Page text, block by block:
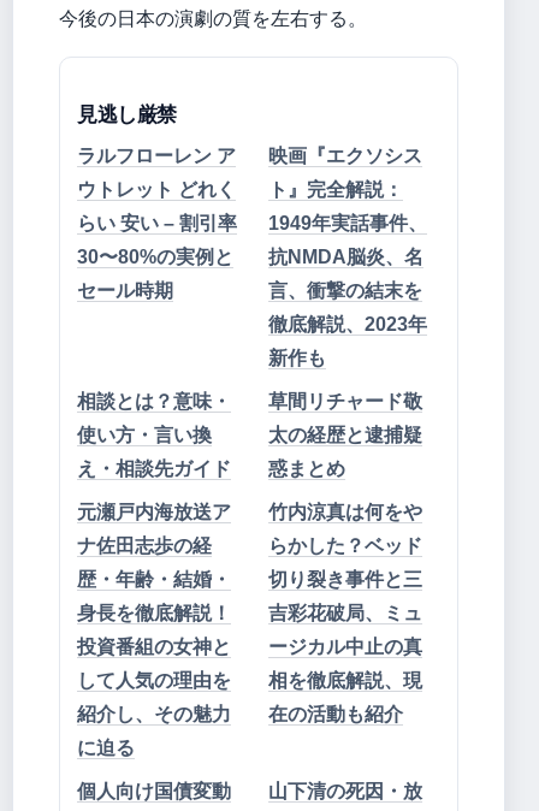
今後の日本の演劇の質を左右する。
見逃し厳禁
ラルフローレン ア
ウトレット どれく
らい 安い – 割引率
30〜80%の実例と
セール時期
映画『エクソシス
ト』完全解説：
1949年実話事件、
抗NMDA脳炎、名
言、衝撃の結末を
徹底解説、2023年
新作も
相談とは？意味・
使い方・言い換
え・相談先ガイド
草間リチャード敬
太の経歴と逮捕疑
惑まとめ
元瀬戸内海放送ア
ナ佐田志歩の経
歴・年齢・結婚・
身長を徹底解説！
投資番組の女神と
して人気の理由を
紹介し、その魅力
に迫る
竹内涼真は何をや
らかした？ベッド
切り裂き事件と三
吉彩花破局、ミュ
ージカル中止の真
相を徹底解説、現
在の活動も紹介
個人向け国債変動
山下清の死因・放